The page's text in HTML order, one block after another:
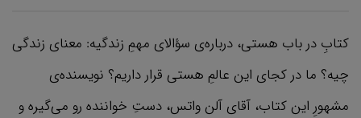
کتابِ در باب هستی، درباره‌ی سؤالای مهمِ زندگیه: معنای زندگی
چیه؟ ما در کجای این عالمِ هستی قرار داریم؟ نویسنده‌ی
مشهورِ این کتاب، آقای آلن واتس، دستِ خواننده رو می‌گیره و